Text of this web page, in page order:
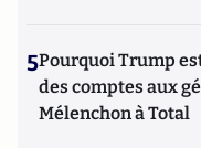
5Pourquoi Trump
des comptes aux
Mélenchon à Total